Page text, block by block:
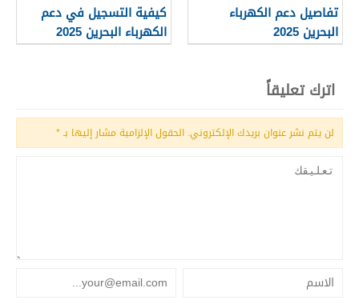
تفاصيل دعم الكهرباء
البحرين 2025
كيفية التسجيل في دعم
الكهرباء البحرين 2025
اترك تعليقاً
لن يتم نشر عنوان بريدك الإلكتروني. الحقول الإلزامية مشار إليها بـ*